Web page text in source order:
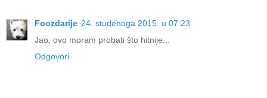
Foozdarije 24. studenoga 2015. u 07:23
Jao, ovo moram probati što hitnije...
Odgovori